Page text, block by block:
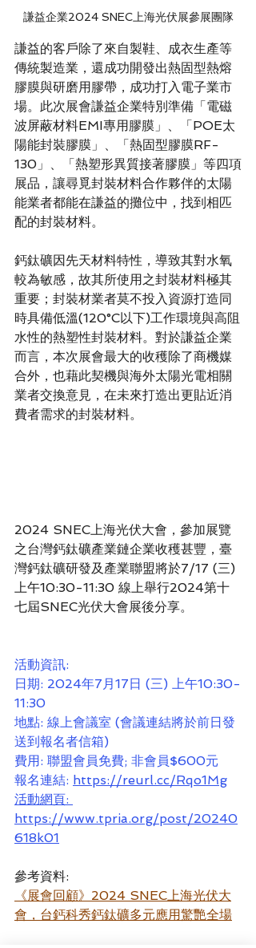
謙益企業2024 SNEC上海光伏展參展團隊
謙益的客戶除了來自製鞋、成衣生產等
傳統製造業，還成功開發出熱固型熱熔
膠膜與研磨用膠帶，成功打入電子業市
場。此次展會謙益企業特別準備「電磁
波屏蔽材料EMI專用膠膜」、「POE太
陽能封裝膠膜」、「熱固型膠膜RF-
130」、「熱塑形異質接著膠膜」等四項
展品，讓尋覓封裝材料合作夥伴的太陽
能業者都能在謙益的攤位中，找到相匹
配的封裝材料。
鈣鈦礦因先天材料特性，導致其對水氧
較為敏感，故其所使用之封裝材料極其
重要；封裝材業者莫不投入資源打造同
時具備低溫(120°C以下)工作環境與高阻
水性的熱塑性封裝材料。對於謙益企業
而言，本次展會最大的收穫除了商機媒
合外，也藉此契機與海外太陽光電相關
業者交換意見，在未來打造出更貼近消
費者需求的封裝材料。
2024 SNEC上海光伏大會，參加展覽
之台灣鈣鈦礦產業鏈企業收穫甚豐，臺
灣鈣鈦礦研發及產業聯盟將於7/17 (三)
上午10:30-11:30 線上舉行2024第十
七屆SNEC光伏大會展後分享。
活動資訊:
日期: 2024年7月17日 (三) 上午10:30-
11:30
地點: 線上會議室 (會議連結將於前日發
送到報名者信箱)
費用: 聯盟會員免費; 非會員$600元
報名連結: https://reurl.cc/Rqo1Mg
活動網頁:
https://www.tpria.org/post/20240
618k01
參考資料:
《展會回顧》2024 SNEC上海光伏大
會，台鈣科秀鈣鈦礦多元應用驚艷全場